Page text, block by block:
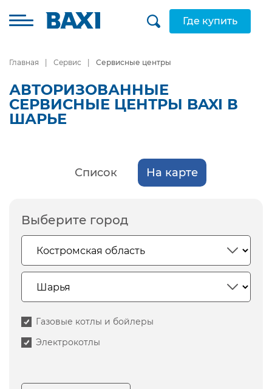
Где купить
Главная Сервис Сервисные центры
АВТОРИЗОВАННЫЕ
СЕРВИСНЫЕ ЦЕНТРЫ BAXI В
ШАРЬЕ
Список На карте
Выберите город
Газовые котлы и бойлеры
Электрокотлы